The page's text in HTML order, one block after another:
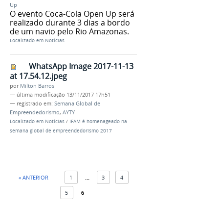
Up
O evento Coca-Cola Open Up será
realizado durante 3 dias a bordo
de um navio pelo Rio Amazonas.
Localizado em Notícias
WhatsApp Image 2017-11-13
at 17.54.12.jpeg
por Milton Barros
— última modificação 13/11/2017 17h51
— registrado em: Semana Global de
Empreendedorismo, AYTY
Localizado em Notícias / IFAM é homenageado na
semana global de empreendedorismo 2017
« ANTERIOR 1 ... 3 4
5 6